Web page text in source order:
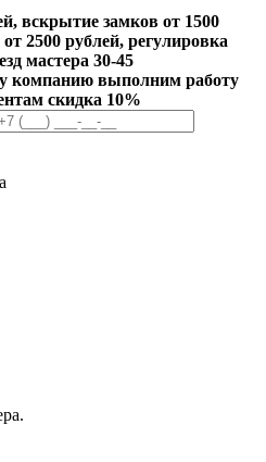
вскрытие замков от 1500
2500 рублей, регулировка
мастера 30-45
компанию выполним работу
скидка 10%